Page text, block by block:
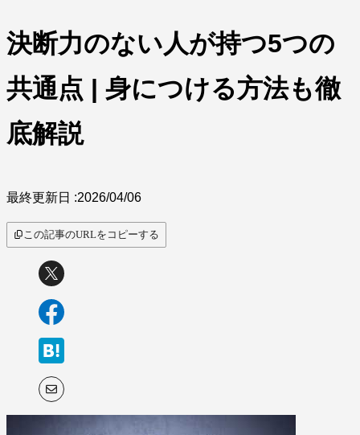
調査・アンケート
す
決断力のない人が持つ5つの
共通点 | 身につける方法も徹
底解説
最終更新日 :2026/04/06
この記事のURLをコピーする